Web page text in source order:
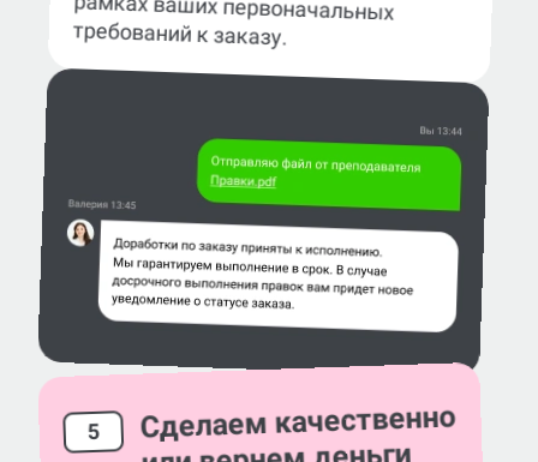
требований к заказу.
5 Сделаем качественно